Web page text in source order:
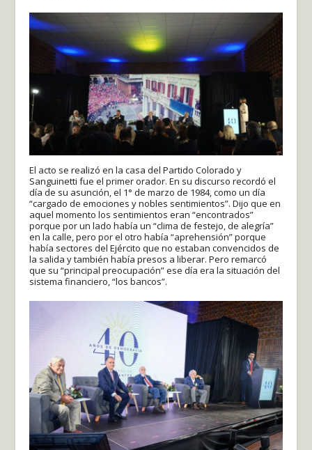
El acto se realizó en la casa del Partido Colorado y
Sanguinetti fue el primer orador. En su discurso recordó el
día de su asunción, el 1° de marzo de 1984, como un día
“cargado de emociones y nobles sentimientos”. Dijo que en
aquel momento los sentimientos eran “encontrados”
porque por un lado había un “clima de festejo, de alegría”
en la calle, pero por el otro había “aprehensión” porque
había sectores del Ejército que no estaban convencidos de
la salida y también había presos a liberar. Pero remarcó
que su “principal preocupación” ese día era la situación del
sistema financiero, “los bancos”.